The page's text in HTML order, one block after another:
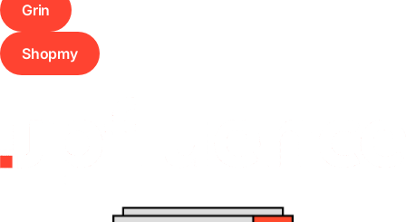
Grin
Shopmy